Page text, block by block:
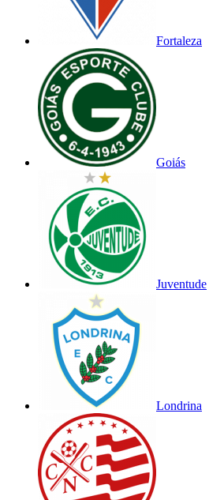
Fortaleza
Goiás
Juventude
Londrina